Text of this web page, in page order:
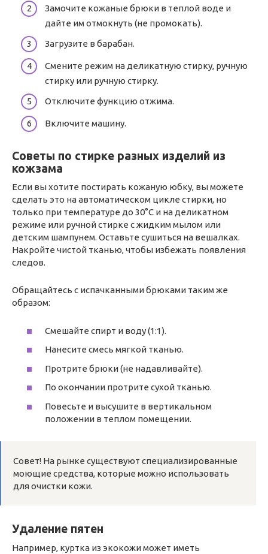
Замочите кожаные брюки в теплой воде и
дайте им отмокнуть (не промокать).
Загрузите в барабан.
Смените режим на деликатную стирку, ручную
стирку или ручную стирку.
Отключите функцию отжима.
Включите машину.
Советы по стирке разных изделий из
кожзама
Если вы хотите постирать кожаную юбку, вы можете
сделать это на автоматическом цикле стирки, но
только при температуре до 30°C и на деликатном
режиме или ручной стирке с жидким мылом или
детским шампунем. Оставьте сушиться на вешалках.
Накройте чистой тканью, чтобы избежать появления
следов.
Обращайтесь с испачканными брюками таким же
образом:
Смешайте спирт и воду (1:1).
Нанесите смесь мягкой тканью.
Протрите брюки (не надавливайте).
По окончании протрите сухой тканью.
Повесьте и высушите в вертикальном
положении в теплом помещении.
Совет! На рынке существуют специализированные
моющие средства, которые можно использовать
для очистки кожи.
Удаление пятен
Например, куртка из экокожи может иметь